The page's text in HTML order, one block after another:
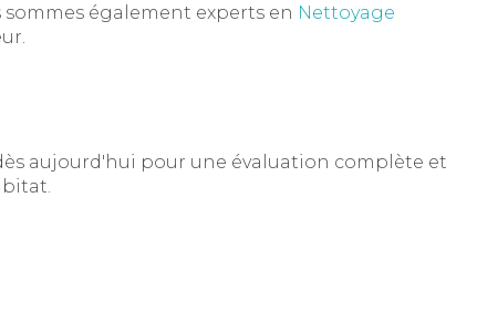
également experts en Nettoyage
aujourd'hui pour une évaluation complète et